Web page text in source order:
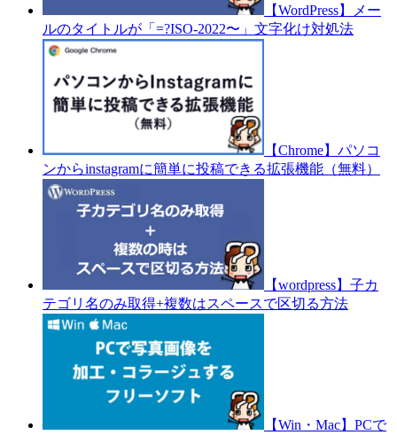
【WordPress】メー
ルのタイトルが「=?ISO-2022〜」文字化け対処法
【Chrome】パソコ
ンからinstagramに簡単に投稿できる拡張機能（無料）
【wordpress】子カ
テゴリ名のみ取得+複数はスペースで区切る方法
【Win・Mac】PCで